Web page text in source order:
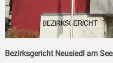
Bezirksgericht Neusiedl am See